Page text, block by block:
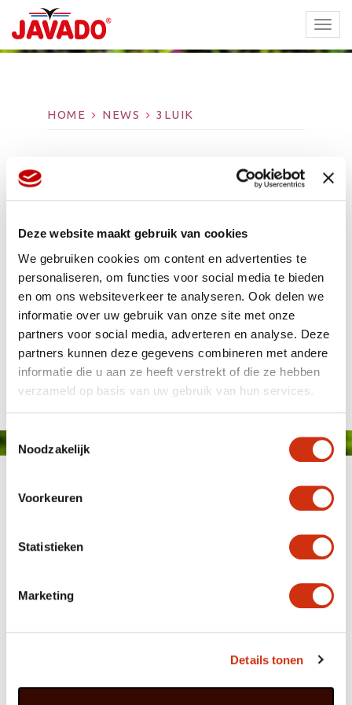
Deze website maakt gebruik van cookies
We gebruiken cookies om content en advertenties te
personaliseren, om functies voor social media te bieden
en om ons websiteverkeer te analyseren. Ook delen we
informatie over uw gebruik van onze site met onze
partners voor social media, adverteren en analyse. Deze
partners kunnen deze gegevens combineren met andere
informatie die u aan ze heeft verstrekt of die ze hebben
verzameld op basis van uw gebruik van hun services.
Toestemmingsselectie
Noodzakelijk
Voorkeuren
Statistieken
Marketing
Details tonen
HOME NEWS 3LUIK
Gentiana
Gepubliceerd op: 5 augustus 2016
GROUP